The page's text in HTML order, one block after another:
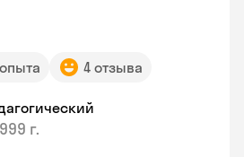
4 отзыва
г.